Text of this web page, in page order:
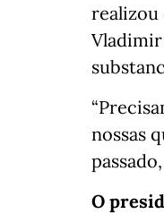
realizou
nossas
O